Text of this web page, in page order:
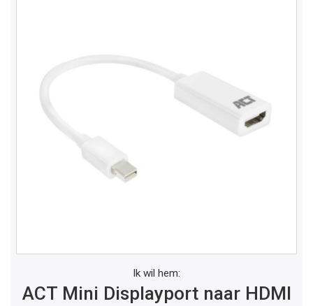
Ik wil hem:
ACT Mini Displayport naar HDMI